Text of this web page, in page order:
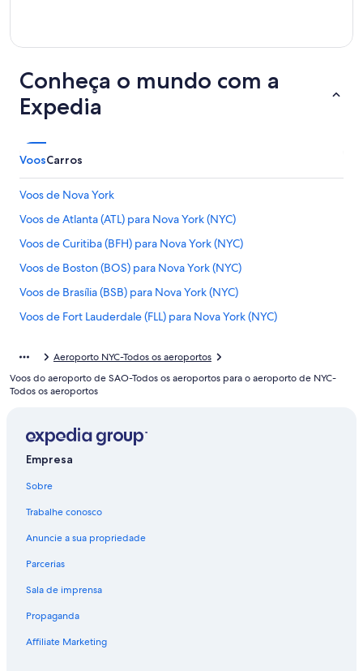
Conheça o mundo com a
Expedia
VoosCarros
Voos de Nova York
Voos de Atlanta (ATL) para Nova York (NYC)
Voos de Curitiba (BFH) para Nova York (NYC)
Voos de Boston (BOS) para Nova York (NYC)
Voos de Brasília (BSB) para Nova York (NYC)
Voos de Fort Lauderdale (FLL) para Nova York (NYC)
Voos de Miami (MIA) para Nova York (NYC)
Voos de Orlando (ORL) para Nova York (NYC)
Voos de Rio de Janeiro (RIO) para Nova York (NYC)
Voos de Salvador (SSA) para Nova York (NYC)
Voos de Montreal (YMQ) para Nova York (NYC)
Voos de Toronto (YTZ) para Nova York (NYC)
Voos para Aeroporto Internacional John F. Kennedy
Voos para Nova York
Aeroporto NYC-Todos os aeroportos
Voos do aeroporto de SAO-Todos os aeroportos para o aeroporto de NYC-
Todos os aeroportos
Empresa
Sobre
Trabalhe conosco
Anuncie a sua propriedade
Parcerias
Sala de imprensa
Propaganda
Affiliate Marketing